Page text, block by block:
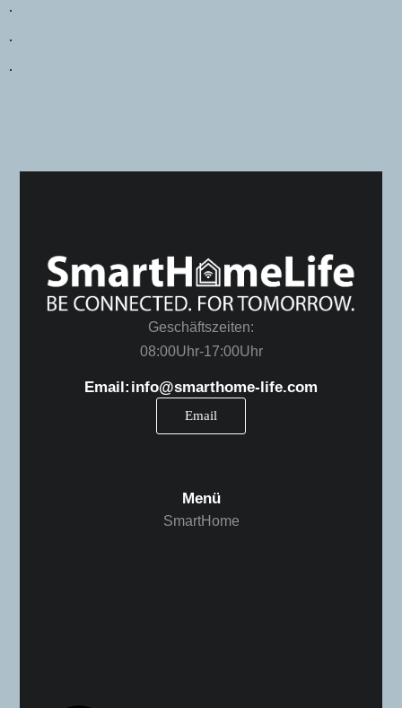
.
.
.
Geschäftszeiten:
08:00 Uhr -17:00 Uhr
Email: info@smarthome-life.com
Email
Menü
SmartHome